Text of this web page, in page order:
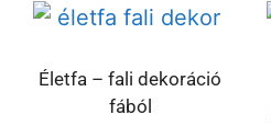
Életfa – fali dekoráció
fából